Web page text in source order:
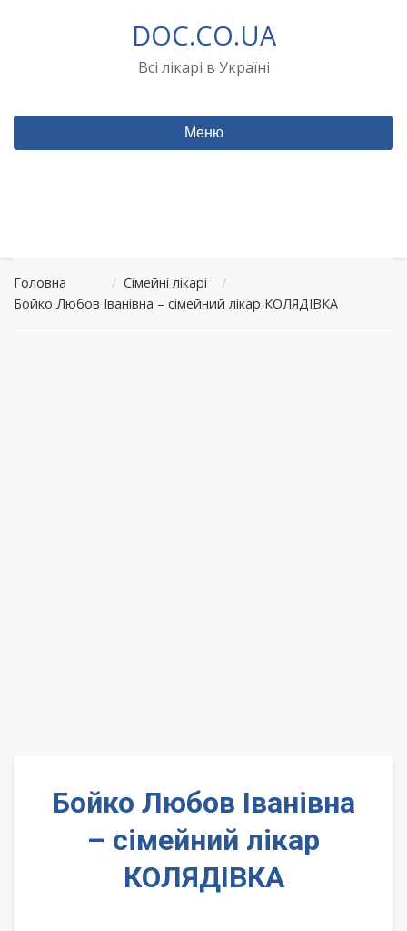
DOC.CO.UA
Всі лікарі в Україні
Меню
Головна / Сімейні лікарі
/
Бойко Любов Іванівна – сімейний лікар КОЛЯДІВКА
Бойко Любов Іванівна
– сімейний лікар
КОЛЯДІВКА